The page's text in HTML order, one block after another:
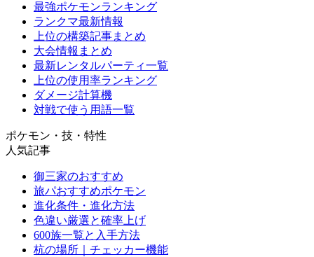
最強ポケモンランキング
ランクマ最新情報
上位の構築記事まとめ
大会情報まとめ
最新レンタルパーティ一覧
上位の使用率ランキング
ダメージ計算機
対戦で使う用語一覧
ポケモン・技・特性
人気記事
御三家のおすすめ
旅パおすすめポケモン
進化条件・進化方法
色違い厳選と確率上げ
600族一覧と入手方法
杭の場所｜チェッカー機能